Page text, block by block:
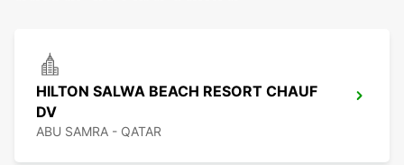
HILTON SALWA BEACH RESORT CHAUF
DV
ABU SAMRA - QATAR